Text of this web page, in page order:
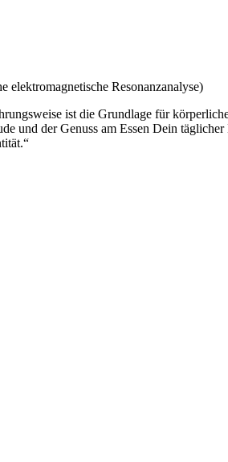
Resonanzanalyse)
ist die Grundlage für
und der Genuss am Essen Dein täglicher